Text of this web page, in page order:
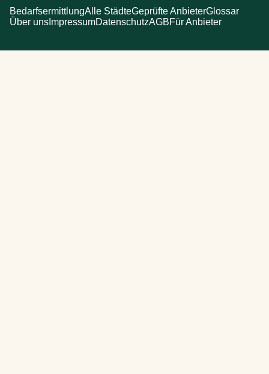
BedarfsermittlungAlle StädteGeprüfte AnbieterGlossar
Über uns ImpressumDatenschutzAGBFür Anbieter